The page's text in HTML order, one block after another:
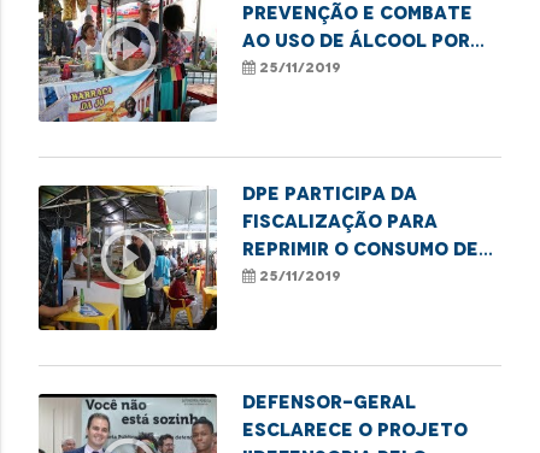
play_circle_outline
prevenção e combate
ao uso de álcool por
crianças e
25/11/2019
play_circle_outline
DPE participa da
fiscalização para
reprimir o consumo de
álcool entre
25/11/2019
Defensor-geral
esclarece o projeto